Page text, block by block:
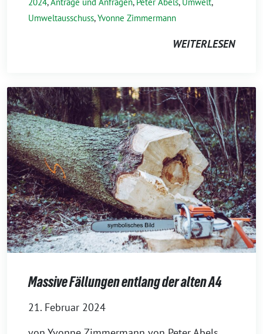
Umweltausschuss,Yvonne Zimmermann
WEITERLESEN
Massive Fällungen entlang der alten A4
21. Februar 2024